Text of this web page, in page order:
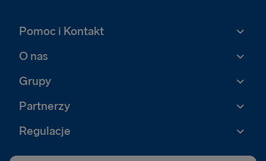
Pomoc i Kontakt
O nas
Grupy
Partnerzy
Regulacje